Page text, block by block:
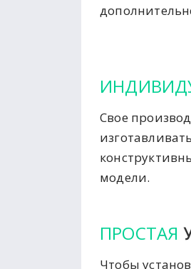
Свое
модели.
ПРОСТАЯ
Чтобы